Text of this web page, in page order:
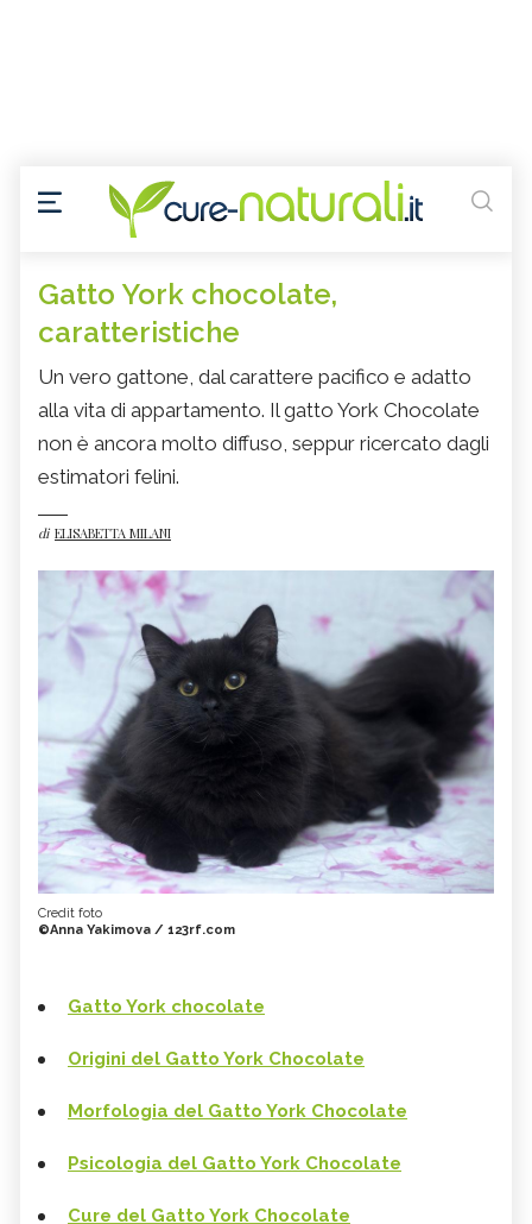
Gatto York chocolate,
caratteristiche
Un vero gattone, dal carattere pacifico e adatto
alla vita di appartamento. Il gatto York Chocolate
non è ancora molto diffuso, seppur ricercato dagli
estimatori felini.
di ELISABETTA MILANI
Credit foto
©Anna Yakimova / 123rf.com
Gatto York chocolate
Origini del Gatto York Chocolate
Morfologia del Gatto York Chocolate
Psicologia del Gatto York Chocolate
Cure del Gatto York Chocolate